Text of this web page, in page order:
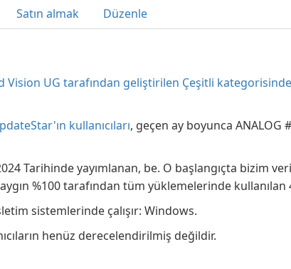
Satın almak Düzenle
Vision UG tarafından geliştirilen Çeşitli
kullanıcıları, geçen ay boyunca
Tarihinde yayımlanan, be. O başlangıçta bizim
%100 tarafından tüm yüklemelerinde
sistemlerinde çalışır: Windows.
henüz derecelendirilmiş değildir.